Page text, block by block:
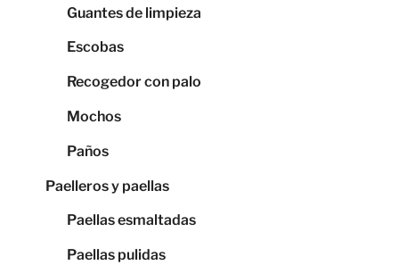
Guantes de limpieza
Escobas
Recogedor con palo
Mochos
Paños
Paelleros y paellas
Paellas esmaltadas
Paellas pulidas